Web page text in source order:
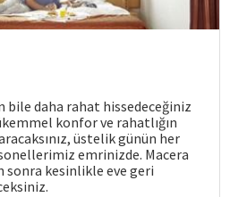
bile daha rahat hissedeceğiniz
konfor ve rahatlığın
üstelik günün her
emrinizde. Macera
sonra kesinlikle eve geri